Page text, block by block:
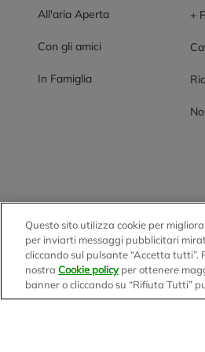
All'aria Aperta
Con gli amici
In Famiglia
+
BENNET S.p.A.
Sede Amministrativa e
Capitale Sociale €
Questo sito utilizza cookie per
per inviarti messaggi pubblicitari
cliccando sul pulsante “Accetta tutti”.
nostra Cookie policyper ottenere
banner o cliccando su “Rifiuta Tutti”